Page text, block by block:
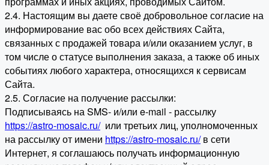
2.4. Настоящим вы даете своё добровольное согласие на
информирование вас обо всех действиях Сайта,
связанных с продажей товара и/или оказанием услуг, в
том числе о статусе выполнения заказа, а также об иных
событиях любого характера, относящихся к сервисам
Сайта.
2.5. Согласие на получение рассылки:
Подписываясь на SMS- и/или e-mail - рассылку
https://astro-mosaic.ru/или третьих лиц, уполномоченных
на рассылку от имени https://astro-mosaic.ru/в сети
Интернет, я соглашаюсь получать информационную